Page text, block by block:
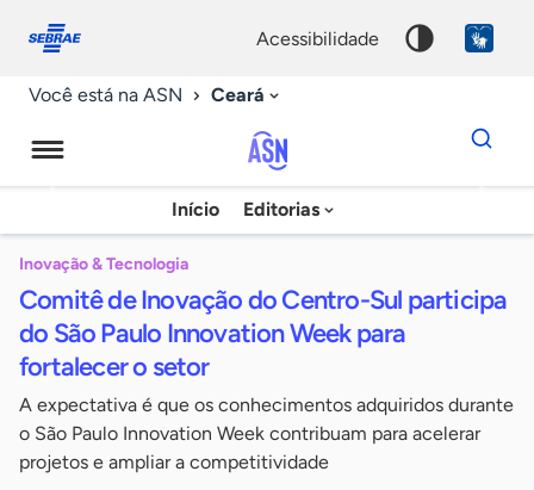
conosco
acessibilidade
Você está na ASN Ceará
Agência
Sebrae
Notícias
Início Editorias
Dados
para
chave
Inovação & Tecnologia
Comitê de Inovação do Centro-Sul participa
do São Paulo Innovation Week para
fortalecer o setor
A expectativa é que os conhecimentos adquiridos durante
o São Paulo Innovation Week contribuam para acelerar
projetos e ampliar a competitividade